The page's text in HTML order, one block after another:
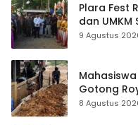
Plara Fest
dan UMKM
9 Agustus
Gotong
Majelis
8 Agustus